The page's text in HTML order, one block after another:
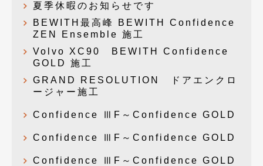
夏季休暇のお知らせです
BEWITH最高峰 BEWITH Confidence
ZEN Ensemble 施工
Volvo XC90 BEWITH Confidence
GOLD 施工
GRAND RESOLUTION ドアエンクロ
ージャー施工
Confidence ⅢF～Confidence GOLD
Confidence ⅢF～Confidence GOLD
Confidence ⅢF～Confidence GOLD